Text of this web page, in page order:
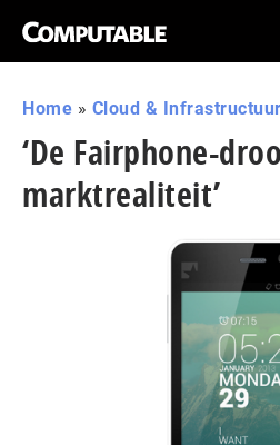
Home » Cloud & Infrastructuur
‘De Fairphone-
marktrealiteit’